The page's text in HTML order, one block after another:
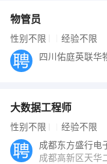
物管员
性别不限 经验不限
大数据工程师
性别不限 经验不限
成都东方盛行电
成都高新区天华